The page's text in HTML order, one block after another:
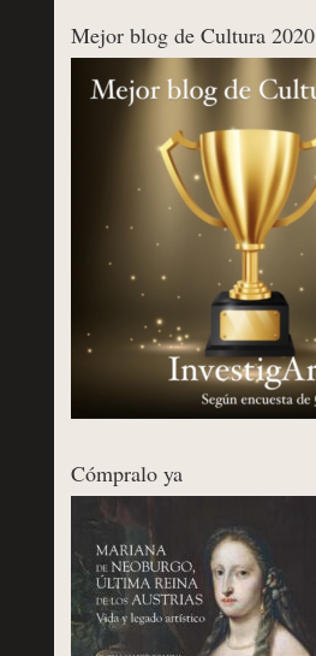
Mejor blog de Cultura 2020
Cómpralo ya